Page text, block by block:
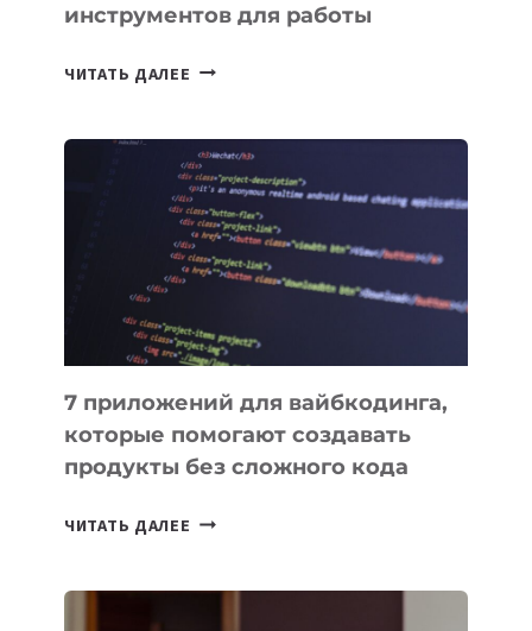
инструментов для работы
ЧИТАТЬ ДАЛЕЕ ТАСК-
ПОЛЕЗНЫХ
ИНСТРУМЕНТОВ
ДЛЯ
РАБОТЫ
7 приложений для вайбкодинга,
которые помогают создавать
продукты без сложного кода
ЧИТАТЬ ДАЛЕЕ 7